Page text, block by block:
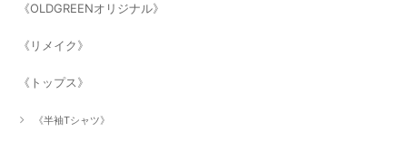
《OLDGREENオリジナル》
《リメイク》
《トップス》
《半袖Tシャツ》